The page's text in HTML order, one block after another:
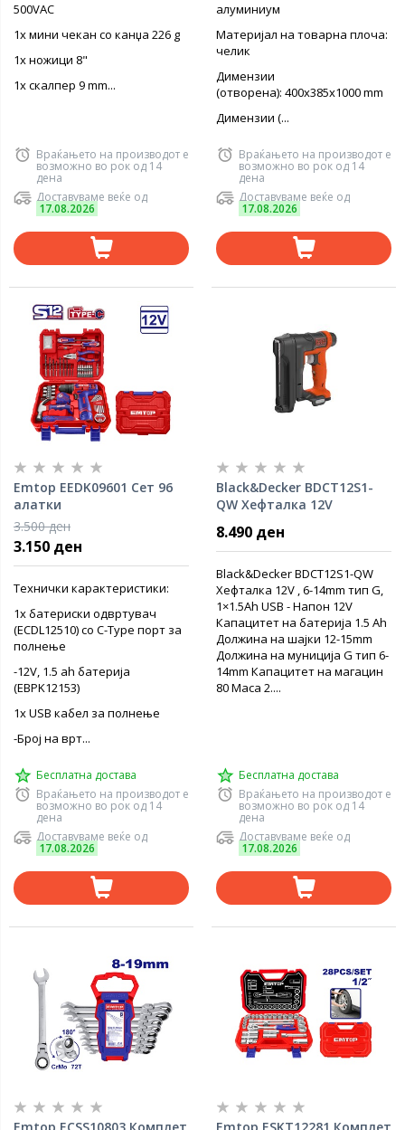
500VAC
1х мини чекан со канџа 226 g
1х ножици 8"
1х скалпер 9 mm...
Враќањето на производот е
возможно во рок од 14
дена
Доставуваме веќе од
17.08.2026
алуминиум
Материјал на товарна плоча:
челик
Димензии
(отворена): 400x385x1000 mm
Димензии (...
Враќањето на производот е
возможно во рок од 14
дена
Доставуваме веќе од
17.08.2026
Emtop EEDK09601 Сет 96
алатки
3.500 ден
3.150 ден
Технички карактеристики:
1х батериски одвртувач
(ECDL12510) со C-Type порт за
полнење
-12V, 1.5 ah батерија
(EBPK12153)
1х USB кабел за полнење
-Број на врт...
Бесплатна достава
Враќањето на производот е
возможно во рок од 14
дена
Доставуваме веќе од
17.08.2026
Black&Decker BDCT12S1-
QW Хефталка 12V
8.490 ден
Black&Decker BDCT12S1-QW
Хефталка 12V , 6-14mm тип G,
1×1.5Ah USB - Напон 12V
Капацитет на батерија 1.5 Ah
Должина на шајки 12-15mm
Должина на муниција G тип 6-
14mm Капацитет на магацин
80 Маса 2....
Бесплатна достава
Враќањето на производот е
возможно во рок од 14
дена
Доставуваме веќе од
17.08.2026